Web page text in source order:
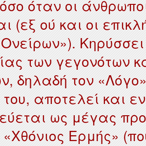
όταν οι
(εξ ού και οι
των γεγονότων
δηλαδή τον
του, αποτελεί και
ως μέγας
Ερμής»